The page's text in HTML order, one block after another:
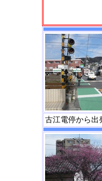
古江電停から出